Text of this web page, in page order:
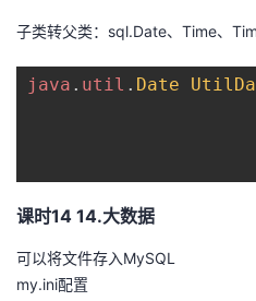
子类转父类：sql.Date、Time、
java . util . Date
课时14 14.大数据
可以将文件存入MySQL
my.ini配置